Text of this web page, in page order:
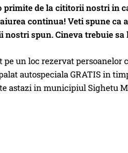
de la cititorii nostri in
continua! Veti spune ca
spun. Cineva trebuie sa
pe un loc rezervat
autospeciala GRATIS in
astazi in municipiul Sighetu